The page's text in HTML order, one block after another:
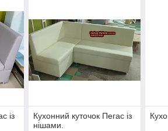
із
Кухонний куточок Пегас із
нішами.